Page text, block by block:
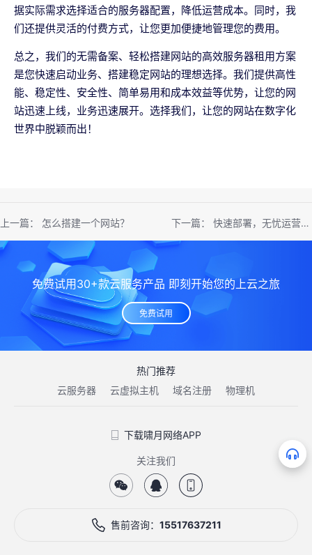
据实际需求选择适合的服务器配置，降低运营成本。同时，我
们还提供灵活的付费方式，让您更加便捷地管理您的费用。
总之，我们的无需备案、轻松搭建网站的高效服务器租用方案
是您快速启动业务、搭建稳定网站的理想选择。我们提供高性
能、稳定性、安全性、简单易用和成本效益等优势，让您的网
站迅速上线，业务迅速展开。选择我们，让您的网站在数字化
世界中脱颖而出！
上一篇： 怎么搭建一个网站？ 下一篇： 快速部署，无忧运营—— 详解免备案服务器租用
免费试用30+款云服务产品 即刻开始您的上云之旅
免费试用
热门推荐
云服务器
云虚拟主机 域名注册 物理机
下载啸月网络APP
关注我们
售前咨询： 15517637211